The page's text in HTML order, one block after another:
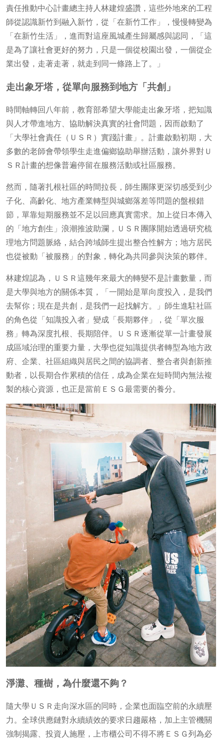
責任推動中心計畫總主持人林建煌盛讚，這些外地來的工程
師從認識新竹到融入新竹，從「在新竹工作」，慢慢轉變為
「在新竹生活」，進而對這座風城產生歸屬感與認同，「這
是為了讓社會更好的努力，只是一個從校園出發，一個從企
業出發，走著走著，就走到同一條路上了。」
走出象牙塔，從單向服務到地方「共創」
時間軸轉回八年前，教育部希望大學能走出象牙塔，把知識
與人才帶進地方、協助解決真實的社會問題，因而啟動了
「大學社會責任（ＵＳＲ）實踐計畫」。計畫啟動初期，大
多數的老師會帶領學生走進偏鄉協助舉辦活動，讓外界對Ｕ
ＳＲ計畫的想像普遍停留在服務活動或社區服務。
然而，隨著扎根社區的時間拉長，師生團隊更深切感受到少
子化、高齡化、地方產業轉型與城鄉落差等問題的盤根錯
節，單靠短期服務並不足以回應真實需求。加上從日本傳入
的「地方創生」浪潮推波助瀾，ＵＳＲ團隊開始透過研究梳
理地方問題脈絡，結合跨域師生提出整合性解方；地方居民
也從被動「被服務」的對象，轉化為共同參與決策的夥伴。
林建煌認為，ＵＳＲ這幾年來最大的轉變不是計畫數量，而
是大學與地方的關係本質，「一開始是單向度投入，是我們
去幫你；現在是共創，是我們一起找解方。」師生進駐社區
的角色從「知識投入者」變成「長期夥伴」，從「單次服
務」轉為深度扎根、長期陪伴。ＵＳＲ逐漸從單一計畫發展
成區域治理的重要力量，大學也從知識提供者轉型為地方政
府、企業、社區組織與居民之間的協調者、整合者與創新推
動者，以長期合作累積的信任，成為企業在短時間內無法複
製的核心資源，也正是當前ＥＳＧ最需要的養分。
淨灘、種樹，為什麼還不夠？
隨大學ＵＳＲ走向深水區的同時，企業也面臨空前的永續壓
力。全球供應鏈對永續績效的要求日趨嚴格，加上主管機關
強制揭露、投資人施壓，上市櫃公司不得不將ＥＳＧ列為必